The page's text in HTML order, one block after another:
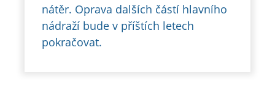
nátěr. Oprava dalších částí hlavního
nádraží bude v příštích letech
pokračovat.